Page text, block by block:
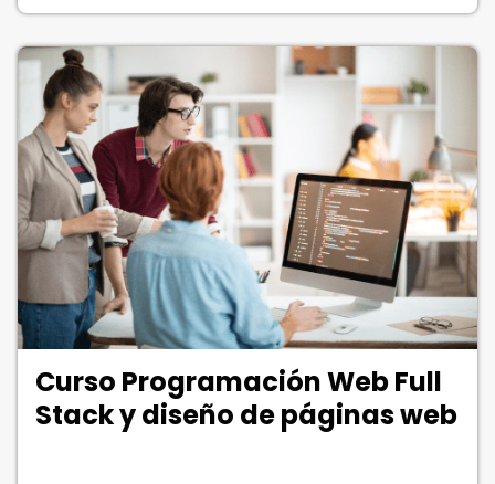
Curso Programación Web Full
Stack y diseño de páginas web